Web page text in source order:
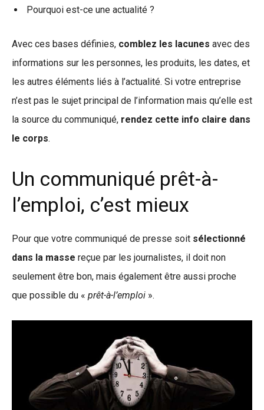
Pourquoi est-ce une actualité ?
Avec ces bases définies, comblez les lacunes avec des
informations sur les personnes, les produits, les dates, et
les autres éléments liés à l’actualité. Si votre entreprise
n’est pas le sujet principal de l’information mais qu’elle est
la source du communiqué, rendez cette info claire dans
le corps.
Un communiqué prêt-à-
l’emploi, c’est mieux
Pour que votre communiqué de presse soit sélectionné
dans la masse reçue par les journalistes, il doit non
seulement être bon, mais également être aussi proche
que possible du « prêt-à-l’emploi ».